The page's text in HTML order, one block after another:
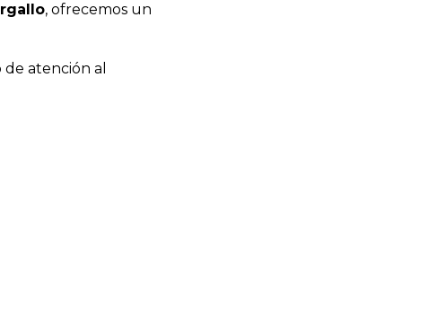
, ofrecemos un
atención al